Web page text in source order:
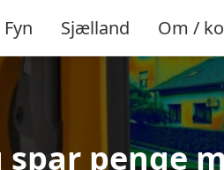
Fyn Sjælland Om /
penge